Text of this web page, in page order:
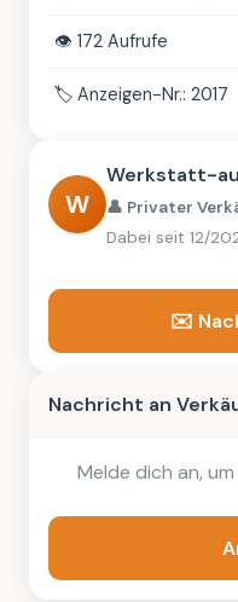
👁️ 172 Aufrufe
🏷️ Anzeigen-Nr.: 2017
W
Werkstatt-
👤 Privater
Dabei seit 12/
✉️
Nachricht an
Melde dich an,